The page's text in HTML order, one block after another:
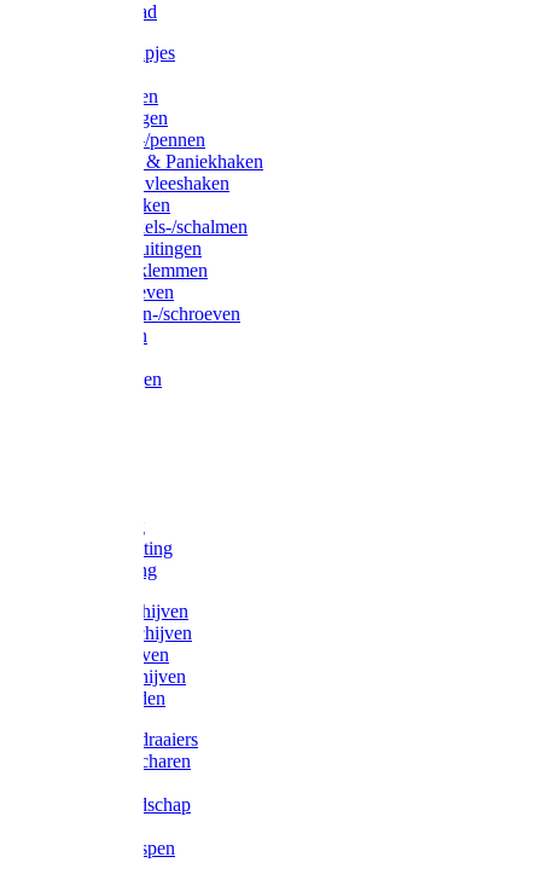
Waslijndraad
Simplexknipjes
Sleutelringen
Gelaste ringen
Borgveren-/pennen
Musketons & Paniekhaken
S-haken & vleeshaken
Karabijnhaken
Noodschakels-/schalmen
Harp-/D-sluitingen
Staaldraadklemmen
Spanschroeven
Ringmoeren-/schroeven
Puntkousen
Aanlegringen
Voetketting
Scheepsketting
Victorketting
Afbraamschijven
Doorslijpschijven
Lamelschijven
Diamantschijven
Laselektroden
Schroevendraaiers
Tangen / Scharen
Meetgereedschap
Vijlen / Raspen